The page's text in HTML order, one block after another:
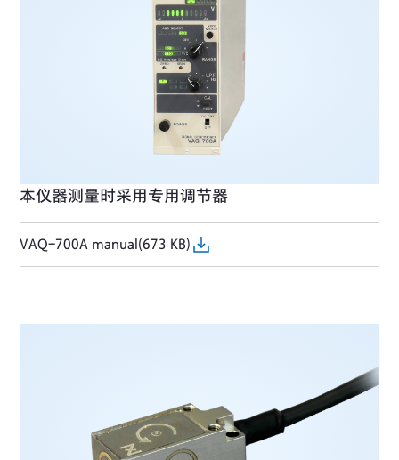
本仪器测量时采用专用调节器
VAQ-700A manual(673 KB)